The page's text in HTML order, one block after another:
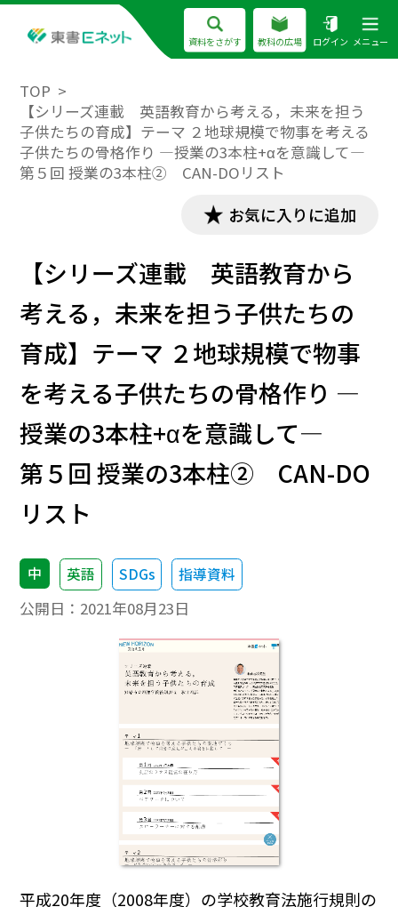
資料をさがす 教科の広場 ログイン メニュー
TOP
【シリーズ連載 英語教育から考える，未来を担う
子供たちの育成】テーマ ２地球規模で物事を考える
子供たちの骨格作り ―授業の3本柱+αを意識して―
第５回 授業の3本柱② CAN-DOリスト
お気に入りに追加
【シリーズ連載 英語教育から
考える，未来を担う子供たちの
育成】テーマ ２地球規模で物事
を考える子供たちの骨格作り ―
授業の3本柱+αを意識して―
第５回 授業の3本柱② CAN-DO
リスト
中 英語 SDGs 指導資料
公開日： 2021年08月23日
平成20年度（2008年度）の学校教育法施行規則の